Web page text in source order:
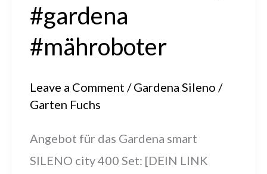
#gardena
#mähroboter
Leave a Comment /Gardena Sileno /
Garten Fuchs
Angebot für das Gardena smart
SILENO city 400 Set: [DEIN LINK